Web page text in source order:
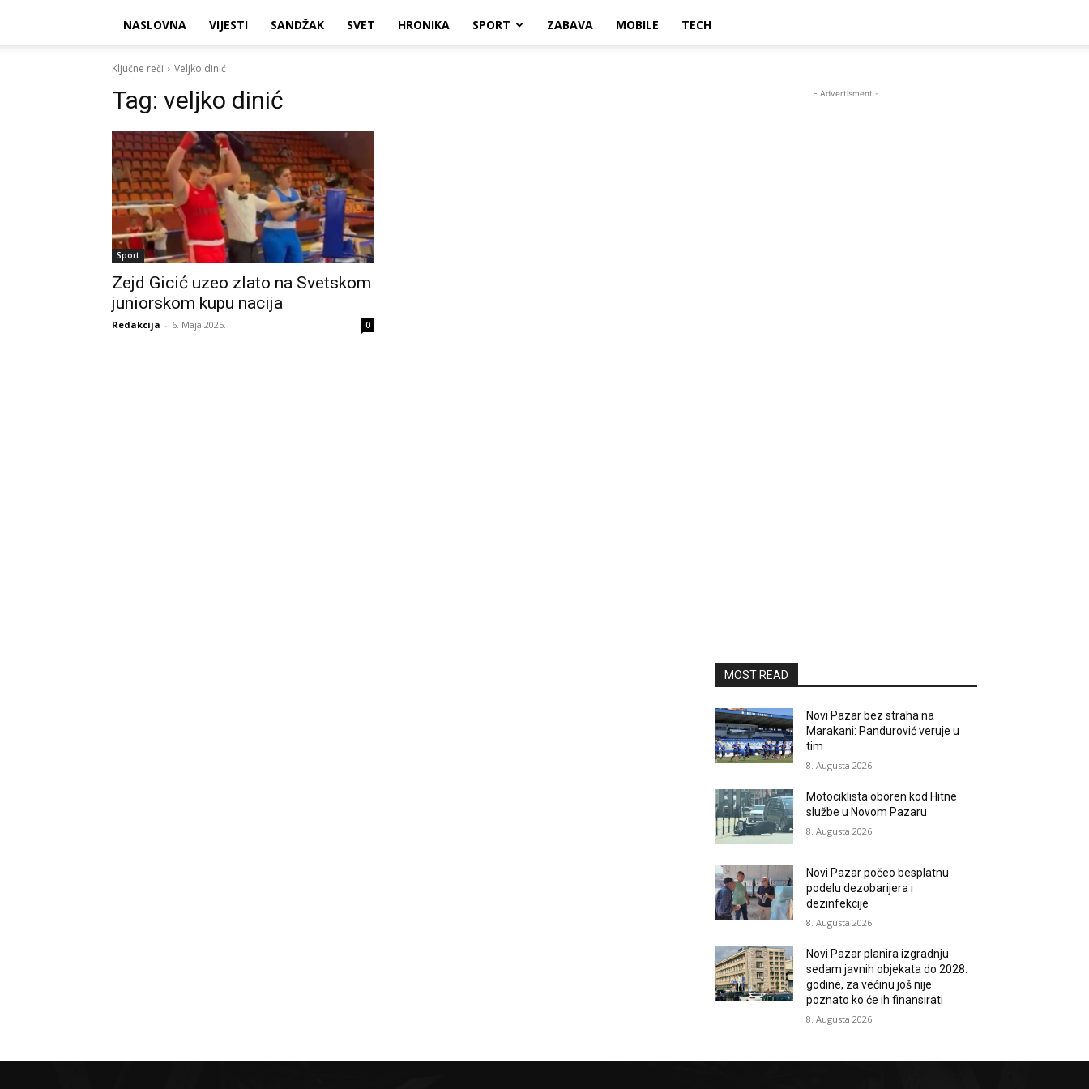
NASLOVNA VIJESTI SANDŽAK SVET HRONIKA SPORT ZABAVA MOBILE TECH
Ključne reči Veljko dinić
Tag: veljko dinić
Sport
Zejd Gicić uzeo zlato na Svetskom
juniorskom kupu nacija
Redakcija - 6. Maja 2025. 0
- Advertisment -
MOST READ
Novi Pazar bez straha na
Marakani: Pandurović veruje u
tim
8. Augusta 2026.
Motociklista oboren kod Hitne
službe u Novom Pazaru
8. Augusta 2026.
Novi Pazar počeo besplatnu
podelu dezobarijera i
dezinfekcije
8. Augusta 2026.
Novi Pazar planira izgradnju
sedam javnih objekata do 2028.
godine, za većinu još nije
poznato ko će ih finansirati
8. Augusta 2026.